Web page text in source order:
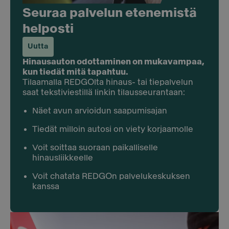
Seuraa palvelun etenemistä
helposti
Uutta
Hinausauton odottaminen on mukavampaa,
kun tiedät mitä tapahtuu.
Tilaamalla REDGOlta hinaus- tai tiepalvelun
saat tekstiviestillä linkin tilausseurantaan:
Näet avun arvioidun saapumisajan
Tiedät milloin autosi on viety korjaamolle
Voit soittaa suoraan paikalliselle
hinausliikkeelle
Voit chatata REDGOn palvelukeskuksen
kanssa